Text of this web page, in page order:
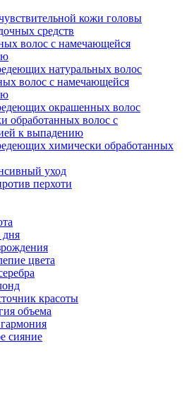
кожи головы
средств
волос с намечающейся
натуральных волос
волос с намечающейся
окрашенных волос
обработанных волос с
к выпадению
химически обработанных
уход
перхоти
дня
цвета
красоты
объема
сияние